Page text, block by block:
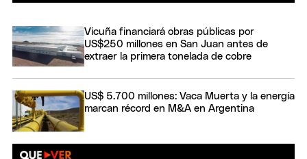
Vicuña financiará obras públicas por
US$250 millones en San Juan antes de
extraer la primera tonelada de cobre
US$ 5.700 millones: Vaca Muerta y la energía
marcan récord en M&A en Argentina